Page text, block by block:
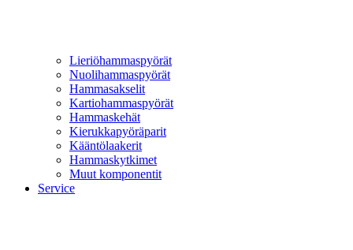
Lieriöhammaspyörät
Nuolihammaspyörät
Hammasakselit
Kartiohammaspyörät
Hammaskehät
Kierukkapyöräparit
Kääntölaakerit
Hammaskytkimet
Muut komponentit
Service